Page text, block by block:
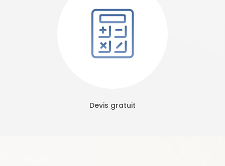
Devis gratuit